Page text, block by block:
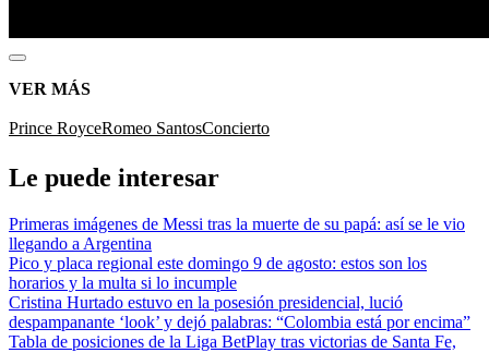
VER MÁS
Prince RoyceRomeo SantosConcierto
Le puede interesar
Primeras imágenes de Messi tras la muerte de su papá: así se le vio
llegando a Argentina
Pico y placa regional este domingo 9 de agosto: estos son los
horarios y la multa si lo incumple
Cristina Hurtado estuvo en la posesión presidencial, lució
despampanante ‘look’ y dejó palabras: “Colombia está por encima”
Tabla de posiciones de la Liga BetPlay tras victorias de Santa Fe,